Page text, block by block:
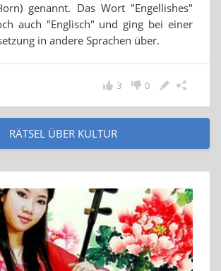
genannt. Das Wort "Engellishes"
auch "Englisch" und ging bei einer
in andere Sprachen über.
0
3
RÄTSEL ÜBER KULTUR